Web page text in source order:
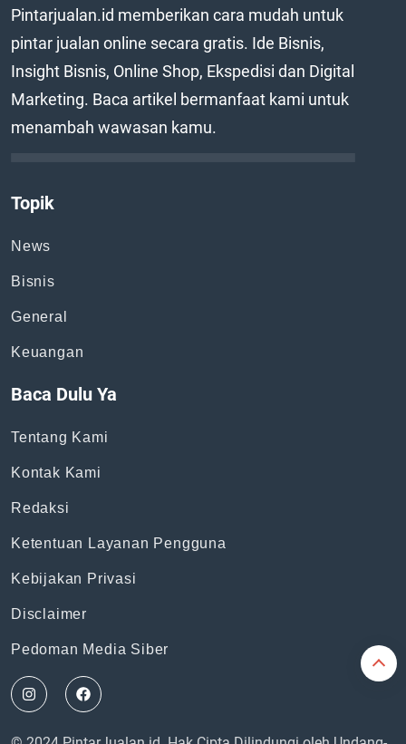
Pintarjualan.id memberikan cara mudah untuk
pintar jualan online secara gratis. Ide Bisnis,
Insight Bisnis, Online Shop, Ekspedisi dan Digital
Marketing. Baca artikel bermanfaat kami untuk
menambah wawasan kamu.
Topik
Baca Dulu Ya